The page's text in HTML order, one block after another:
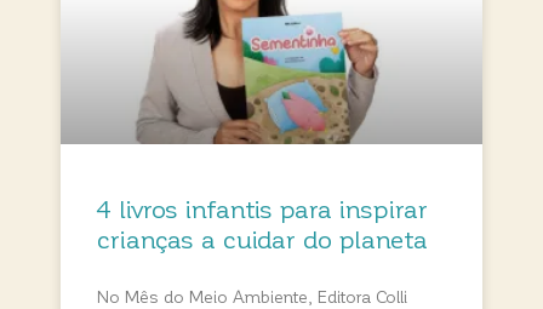
4 livros infantis para inspirar
crianças a cuidar do planeta
No Mês do Meio Ambiente, Editora Colli